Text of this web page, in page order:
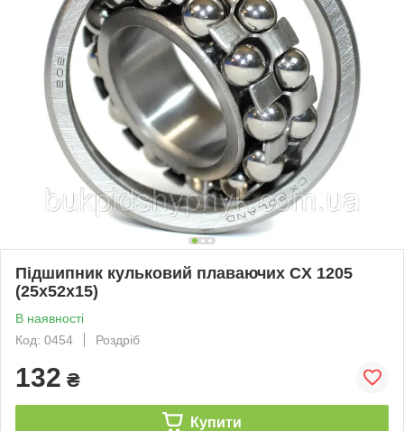
Підшипник кульковий плаваючих CX 1205
(25x52x15)
В наявності
Код: 0454
Роздріб
132 ₴
Купити